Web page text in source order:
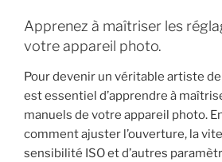
Apprenez à maîtriser les
votre appareil photo.
Pour devenir un véritable artiste
est essentiel d’apprendre à
manuels de votre appareil photo.
comment ajuster l’ouverture, la
sensibilité ISO et d’autres